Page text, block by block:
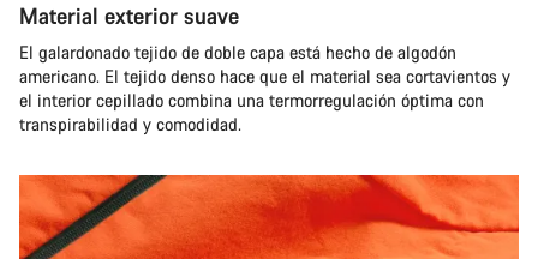
Material exterior suave
El galardonado tejido de doble capa está hecho de algodón
americano. El tejido denso hace que el material sea cortavientos y
el interior cepillado combina una termorregulación óptima con
transpirabilidad y comodidad.